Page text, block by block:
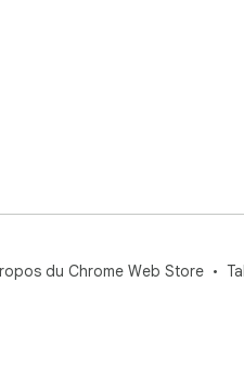
du Chrome Web Store